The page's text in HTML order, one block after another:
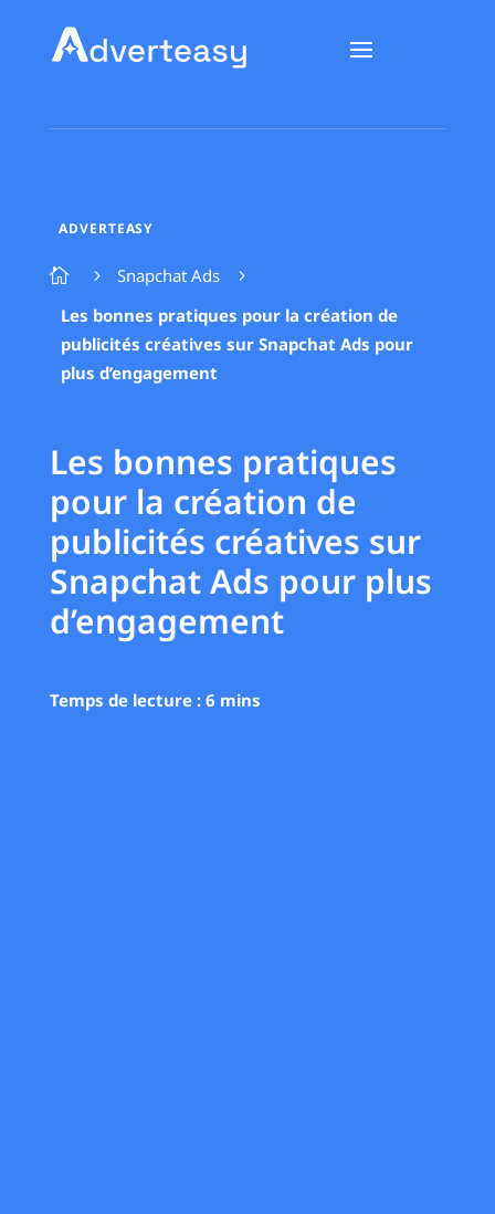
ADVERTEASY
 5 Snapchat Ads 5
Les bonnes pratiques pour la création de
publicités créatives sur Snapchat Ads pour
plus d’engagement
Les bonnes pratiques
pour la création de
publicités créatives sur
Snapchat Ads pour plus
d’engagement